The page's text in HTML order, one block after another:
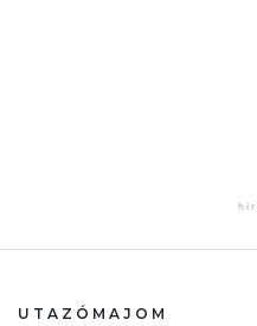
UTAZÓMAJOM